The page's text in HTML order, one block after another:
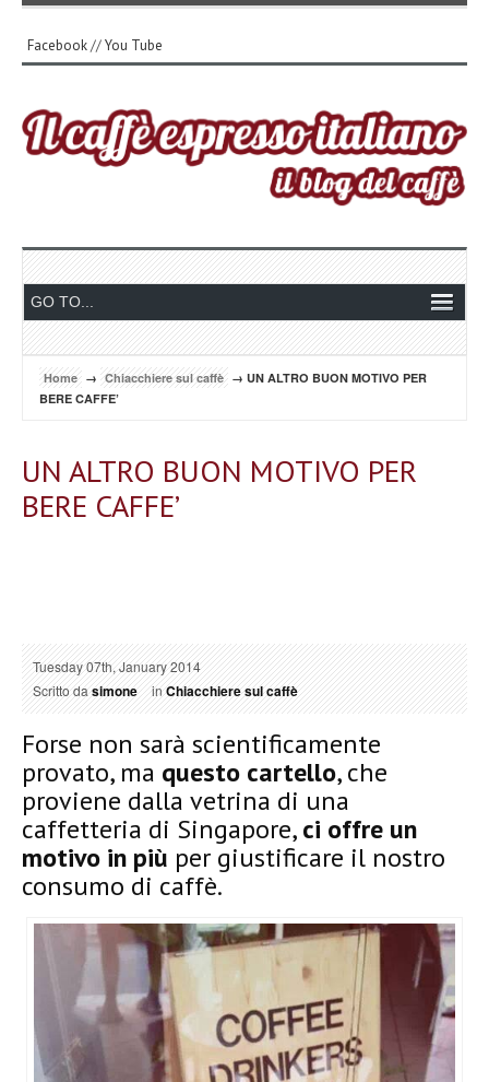
Facebook//You Tube
Home → Chiacchiere sul caffè → UN ALTRO BUON MOTIVO PER
BERE CAFFE’
UN ALTRO BUON MOTIVO PER
BERE CAFFE’
Tuesday 07th, January 2014
Scritto dasimone inChiacchiere sul caffè
Forse non sarà scientificamente
provato, ma questo cartello, che
proviene dalla vetrina di una
caffetteria di Singapore,ci offre un
motivo in più per giustificare il nostro
consumo di caffè.